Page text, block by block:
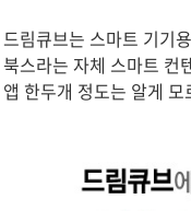
드림큐브는 스마트 기기
북스라는 자체 스마트 컨
앱 한두개 정도는 알게